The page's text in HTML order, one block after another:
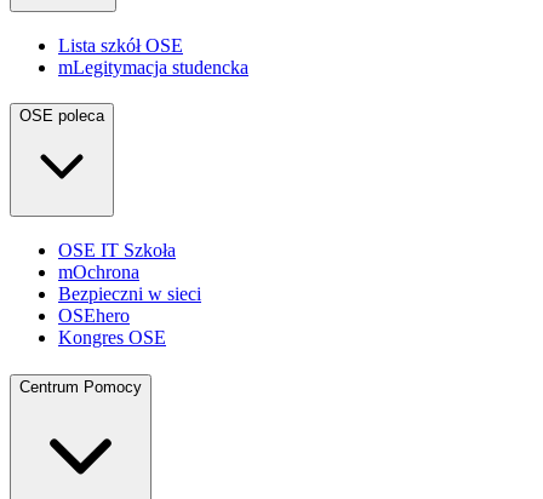
Lista szkół OSE
mLegitymacja studencka
OSE poleca
OSE IT Szkoła
mOchrona
Bezpieczni w sieci
OSEhero
Kongres OSE
Centrum Pomocy